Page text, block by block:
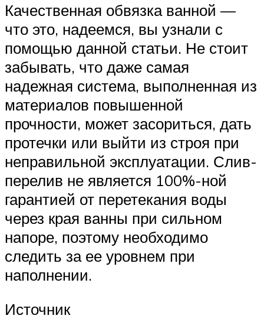
Качественная обвязка ванной —
что это, надеемся, вы узнали с
помощью данной статьи. Не стоит
забывать, что даже самая
надежная система, выполненная из
материалов повышенной
прочности, может засориться, дать
протечки или выйти из строя при
неправильной эксплуатации. Слив-
перелив не является 100%-ной
гарантией от перетекания воды
через края ванны при сильном
напоре, поэтому необходимо
следить за ее уровнем при
наполнении.
Источник